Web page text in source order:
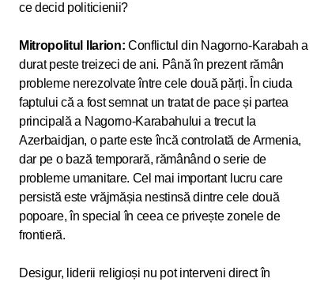
ce decid politicienii?
Mitropolitul Ilarion: Conflictul din Nagorno-Karabah a
durat peste treizeci de ani. Până în prezent rămân
probleme nerezolvate între cele două părți. În ciuda
faptului că a fost semnat un tratat de pace și partea
principală a Nagorno-Karabahului a trecut la
Azerbaidjan, o parte este încă controlată de Armenia,
dar pe o bază temporară, rămânând o serie de
probleme umanitare. Cel mai important lucru care
persistă este vrăjmășia nestinsă dintre cele două
popoare, în special în ceea ce privește zonele de
frontieră.
Desigur, liderii religioși nu pot interveni direct în